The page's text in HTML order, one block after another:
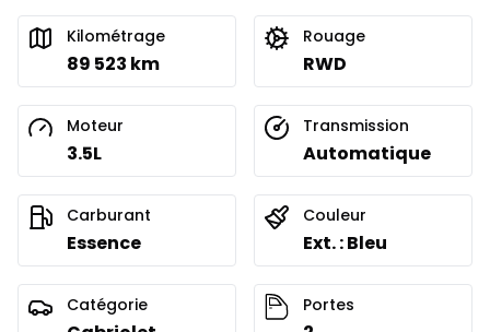
Kilométrage
89 523 km
Rouage
RWD
Moteur
3.5L
Transmission
Automatique
Carburant
Essence
Couleur
Ext. : Bleu
Catégorie Portes